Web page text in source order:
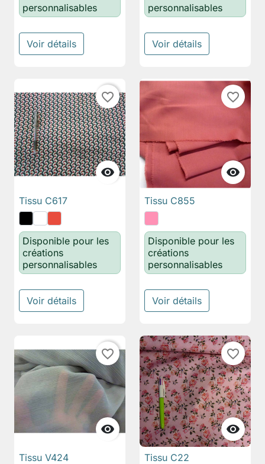
personnalisables
Voir détails
personnalisables
Voir détails

favorite_border
Tissu C617
Disponible pour les
créations
personnalisables
Voir détails

favorite_border
Tissu C855
Disponible pour les
créations
personnalisables
Voir détails

favorite_border
Tissu V424

favorite_border
Tissu C22